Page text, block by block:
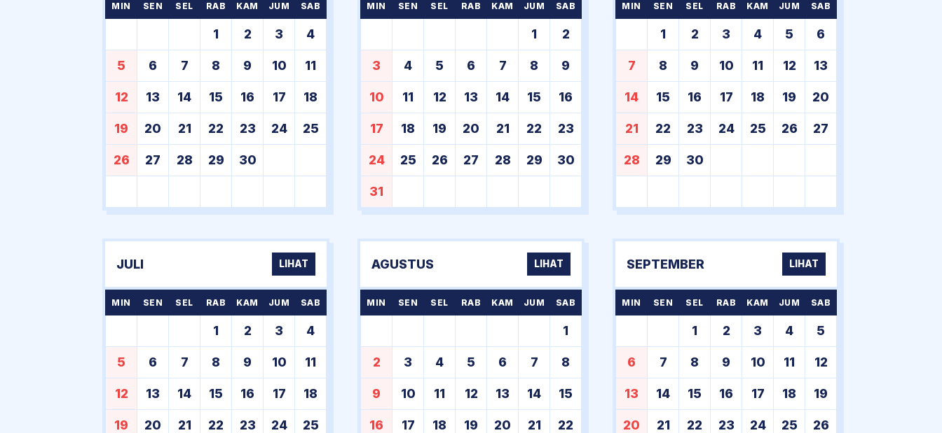
MIN SEN SEL RAB KAM JUM SAB
1 2 3 4
5 6 7 8 9 10 11
12 13 14 15 16 17 18
19 20 21 22 23 24 25
26 27 28 29 30
MIN SEN SEL RAB KAM JUM SAB
1 2
3 4 5 6 7 8 9
10 11 12 13 14 15 16
17 18 19 20 21 22 23
24 25 26 27 28 29 30
31
MIN SEN SEL RAB KAM JUM SAB
1 2 3 4 5 6
7 8 9 10 11 12 13
14 15 16 17 18 19 20
21 22 23 24 25 26 27
28 29 30
JULI LIHAT
MIN SEN SEL RAB KAM JUM SAB
1 2 3 4
5 6 7 8 9 10 11
12 13 14 15 16 17 18
19 20 21 22 23 24 25
AGUSTUS LIHAT
MIN SEN SEL RAB KAM JUM SAB
1
2 3 4 5 6 7 8
9 10 11 12 13 14 15
16 17 18 19 20 21 22
SEPTEMBER LIHAT
MIN SEN SEL RAB KAM JUM SAB
1 2 3 4 5
6 7 8 9 10 11 12
13 14 15 16 17 18 19
20 21 22 23 24 25 26